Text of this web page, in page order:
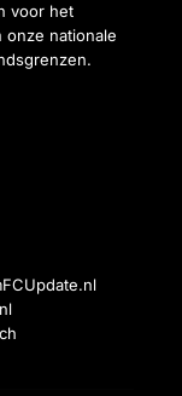
voor het
onze nationale
FCUpdate.nl